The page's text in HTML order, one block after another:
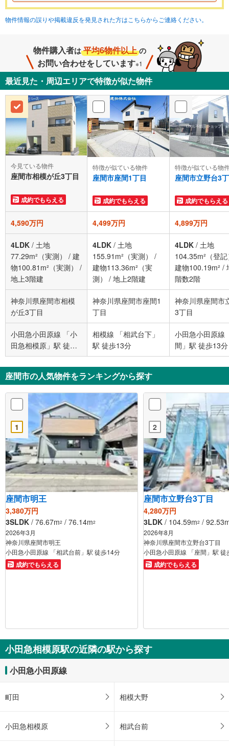
物件情報の誤りや掲載違反を発見された方はこちらからご連絡ください。
物件購入者は 平均6物件以上 の
お問い合わせをしています※1
最近見た・周辺エリアで特徴が似た物件
今見ている物件
座間市相模が丘3丁目
成約でもらえる
特徴が似ている物件
座間市座間1丁目
成約でもらえる
特徴が似ている物
座間市立野台3
成約でもらえる
4,590万円 4,499万円 4,899万円
4LDK / 土地
77.29m²（実測）
/ 建
物100.81m²（実測）
/
地上3階建
4LDK / 土地
155.91m²（実測）
/
建物113.36m²（実
測）
/ 地上2階建
4LDK / 土地
104.35m²（登
建物100.19m² /
階数2階
神奈川県座間市相模
が丘3丁目
神奈川県座間市座間1
丁目
神奈川県座間市
3丁目
小田急小田原線 「小
田急相模原」駅 徒歩
12分
相模線 「相武台下」
駅 徒歩13分
小田急小田原線
間」駅 徒歩13分
座間市の人気物件をランキングから探す
1
座間市明王
3,380万円
3SLDK / 76.67m2 / 76.14m2
2026年3月
神奈川県座間市明王
小田急小田原線 「相武台前」駅 徒歩14分
成約でもらえる
2
座間市立野台3丁目
4,280万円
3LDK / 104.59m2 /
2026年8月
神奈川県座間市立野台3丁目
小田急小田原線 「座間」駅 徒
成約でもらえる
小田急相模原駅の近隣の駅から探す
小田急小田原線
町田 相模大野
小田急相模原 相武台前